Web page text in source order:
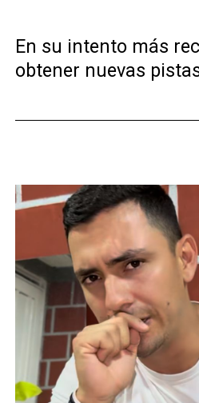
En su intento más
obtener nuevas